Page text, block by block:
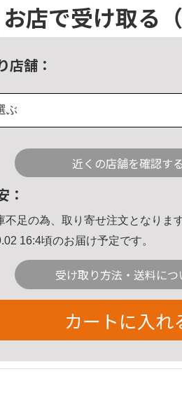
お店で受け取る
店舗：
ぶ
近くの店舗を確認する
：
不足の為、取り寄せ注文となります
16:4頃のお届け予定です。
受け取り方法・送料につ
カートに入れ